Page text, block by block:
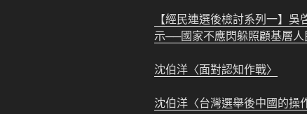
【經民連選後檢討系列一】 吳
示──國家不應閃躲照顧基層人
沈伯洋 〈面對認知作戰〉
沈伯洋 〈台灣選舉後中國的操